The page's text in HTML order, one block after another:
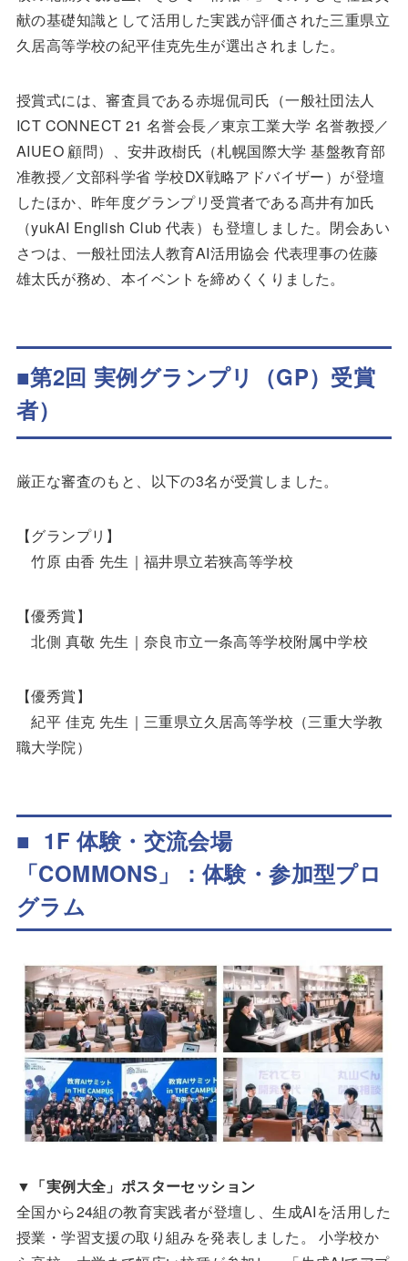
献の基礎知識として活用した実践が評価された三重県立
久居高等学校の紀平佳克先生が選出されました。
授賞式には、審査員である赤堀侃司氏（一般社団法人
ICT CONNECT 21 名誉会長／東京工業大学 名誉教授／
AIUEO 顧問）、安井政樹氏（札幌国際大学 基盤教育部
准教授／文部科学省 学校DX戦略アドバイザー）が登壇
したほか、昨年度グランプリ受賞者である髙井有加氏
（yukAI English Club 代表）も登壇しました。閉会あい
さつは、一般社団法人教育AI活用協会 代表理事の佐藤
雄太氏が務め、本イベントを締めくくりました。
■第2回 実例グランプリ（GP）受賞
者）
厳正な審査のもと、以下の3名が受賞しました。
【グランプリ】
竹原 由香 先生｜福井県立若狭高等学校
【優秀賞】
北側 真敬 先生｜奈良市立一条高等学校附属中学校
【優秀賞】
紀平 佳克 先生｜三重県立久居高等学校（三重大学教
職大学院）
■ 1F 体験・交流会場
「COMMONS」：体験・参加型プロ
グラム
▼ 「実例大全」ポスターセッション
全国から24組の教育実践者が登壇し、生成AIを活用した
授業・学習支援の取り組みを発表しました。 小学校か